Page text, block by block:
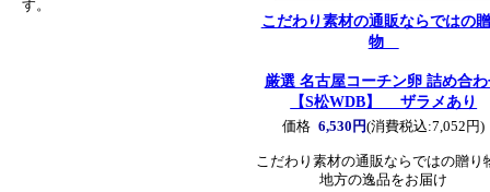
す。
こだわり素材の通販ならではの
物
厳選 名古屋コーチン卵 詰め合
【S松WDB】 ザラメあり
価格 6,530円(消費税込:7,052円)
こだわり素材の通販ならではの贈
地方の逸品をお届け